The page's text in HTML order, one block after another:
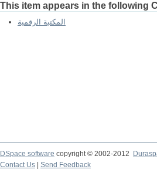
This item appears in the following
المكتبة الرقمية
DSpace software copyright © 2002-2012
Contact Us
Send Feedback